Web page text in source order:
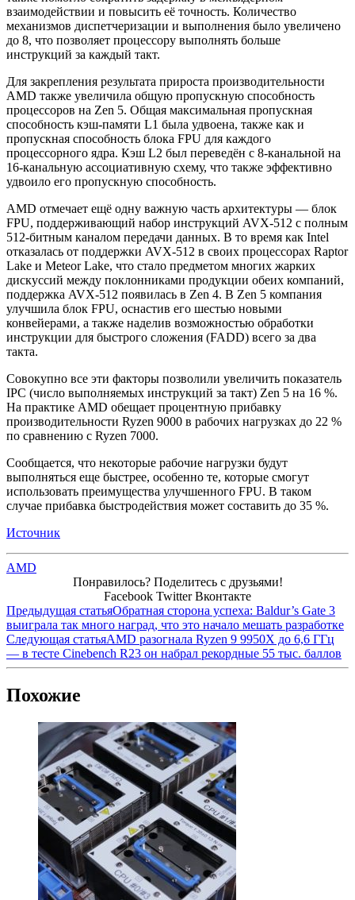
взаимодействии и повысить её точность. Количество
механизмов диспетчеризации и выполнения было увеличено
до 8, что позволяет процессору выполнять больше
инструкций за каждый такт.
Для закрепления результата прироста производительности
AMD также увеличила общую пропускную способность
процессоров на Zen 5. Общая максимальная пропускная
способность кэш-памяти L1 была удвоена, также как и
пропускная способность блока FPU для каждого
процессорного ядра. Кэш L2 был переведён с 8-канальной на
16-канальную ассоциативную схему, что также эффективно
удвоило его пропускную способность.
AMD отмечает ещё одну важную часть архитектуры — блок
FPU, поддерживающий набор инструкций AVX-512 с полным
512-битным каналом передачи данных. В то время как Intel
отказалась от поддержки AVX-512 в своих процессорах Raptor
Lake и Meteor Lake, что стало предметом многих жарких
дискуссий между поклонниками продукции обеих компаний,
поддержка AVX-512 появилась в Zen 4. В Zen 5 компания
улучшила блок FPU, оснастив его шестью новыми
конвейерами, а также наделив возможностью обработки
инструкции для быстрого сложения (FADD) всего за два
такта.
Совокупно все эти факторы позволили увеличить показатель
IPC (число выполняемых инструкций за такт) Zen 5 на 16 %.
На практике AMD обещает процентную прибавку
производительности Ryzen 9000 в рабочих нагрузках до 22 %
по сравнению с Ryzen 7000.
Сообщается, что некоторые рабочие нагрузки будут
выполняться еще быстрее, особенно те, которые смогут
использовать преимущества улучшенного FPU. В таком
случае прибавка быстродействия может составить до 35 %.
Источник
AMD
Понравилось? Поделитесь с друзьями!
Facebook Twitter Вконтакте
Предыдущая статьяОбратная сторона успеха: Baldur’s Gate 3
выиграла так много наград, что это начало мешать разработке
Следующая статьяAMD разогнала Ryzen 9 9950X до 6,6 ГГц
— в тесте Cinebench R23 он набрал рекордные 55 тыс. баллов
Похожие